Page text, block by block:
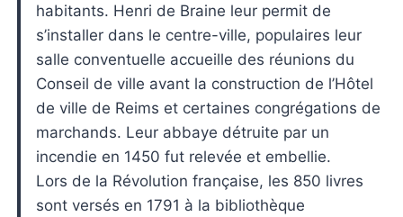
habitants. Henri de Braine leur permit de
s’installer dans le centre-ville, populaires leur
salle conventuelle accueille des réunions du
Conseil de ville avant la construction de l’Hôtel
de ville de Reims et certaines congrégations de
marchands. Leur abbaye détruite par un
incendie en 1450 fut relevée et embellie.
Lors de la Révolution française, les 850 livres
sont versés en 1791 à la bibliothèque